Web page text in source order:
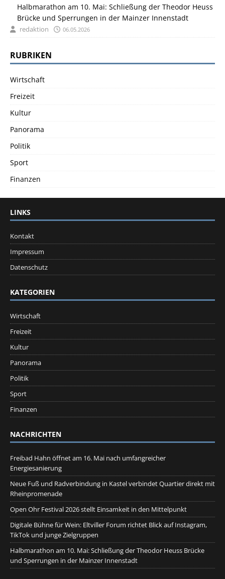
Halbmarathon am 10. Mai: Schließung der Theodor Heuss
Brücke und Sperrungen in der Mainzer Innenstadt
redaktion 06.05.2026
RUBRIKEN
Wirtschaft
Freizeit
Kultur
Panorama
Politik
Sport
Finanzen
LINKS
Kontakt
Impressum
Datenschutz
KATEGORIEN
Wirtschaft
Freizeit
Kultur
Panorama
Politik
Sport
Finanzen
NACHRICHTEN
Freibad Hahn öffnet am 16. Mai nach umfangreicher
Energiesanierung
Neue Fuß und Radverbindung in Kastel verbindet Quartier direkt mit
Rheinpromenade
Open Ohr Festival 2026 stellt Einsamkeit in den Mittelpunkt
Digitale Bühne für Wein: Eltviller Forum richtet Blick auf Instagram,
TikTok und junge Zielgruppen
Halbmarathon am 10. Mai: Schließung der Theodor Heuss Brücke
und Sperrungen in der Mainzer Innenstadt